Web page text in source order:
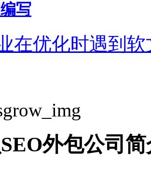
写
在优化时遇到
外包公司简